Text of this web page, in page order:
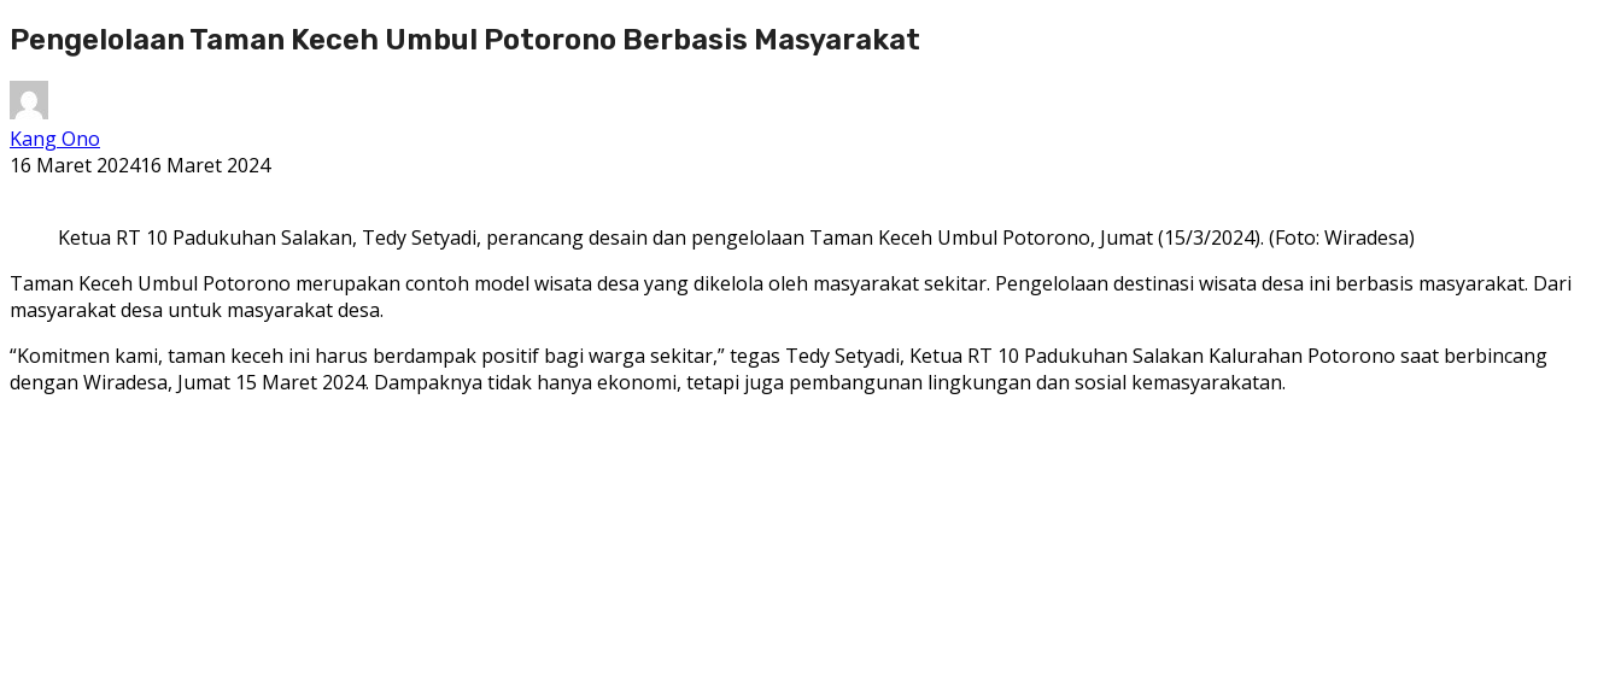
Pengelolaan Taman Keceh Umbul Potorono Berbasis Masyarakat
Kang Ono
16 Maret 202416 Maret 2024
Ketua RT 10 Padukuhan Salakan, Tedy Setyadi, perancang desain dan pengelolaan Taman Keceh Umbul Potorono, Jumat (15/3/2024). (Foto: Wiradesa)
Taman Keceh Umbul Potorono merupakan contoh model wisata desa yang dikelola oleh masyarakat sekitar. Pengelolaan destinasi wisata desa ini berbasis masyarakat. Dari
masyarakat desa untuk masyarakat desa.
“Komitmen kami, taman keceh ini harus berdampak positif bagi warga sekitar,” tegas Tedy Setyadi, Ketua RT 10 Padukuhan Salakan Kalurahan Potorono saat berbincang
dengan Wiradesa, Jumat 15 Maret 2024. Dampaknya tidak hanya ekonomi, tetapi juga pembangunan lingkungan dan sosial kemasyarakatan.